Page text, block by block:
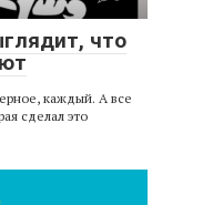
что
каждый. А все
сделал это